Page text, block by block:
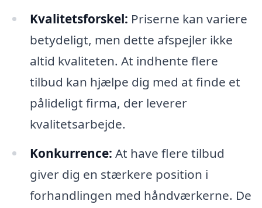
Kvalitetsforskel: Priserne kan variere
betydeligt, men dette afspejler ikke
altid kvaliteten. At indhente flere
tilbud kan hjælpe dig med at finde et
pålideligt firma, der leverer
kvalitetsarbejde.
Konkurrence: At have flere tilbud
giver dig en stærkere position i
forhandlingen med håndværkerne. De